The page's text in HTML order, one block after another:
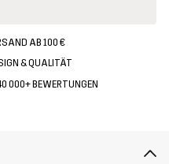
AB 100 €
& QUALITÄT
000+ BEWERTUNGEN